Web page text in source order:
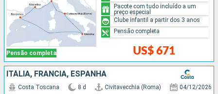
Pensão completa US$ 671
Pacote com tudo incluído a um
preço especial
Clube infantil a partir dos 3 anos
Pensão completa
ITÁLIA, FRANCIA, ESPANHA
Costa Toscana 8 d Civitavecchia (Roma) 04/12/2026